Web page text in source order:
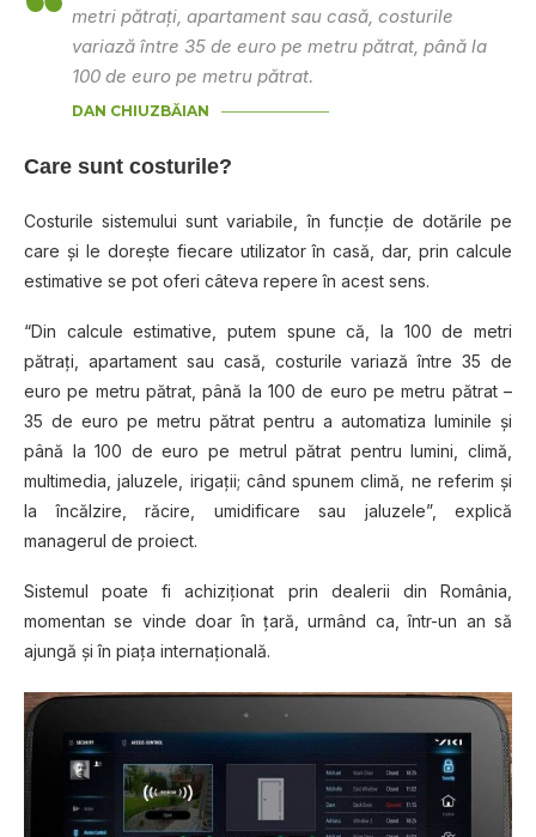
metri pătraţi, apartament sau casă, costurile
variază între 35 de euro pe metru pătrat, până la
100 de euro pe metru pătrat.
DAN CHIUZBĂIAN
Care sunt costurile?
Costurile sistemului sunt variabile, în funcţie de dotările pe
care şi le doreşte fiecare utilizator în casă, dar, prin calcule
estimative se pot oferi câteva repere în acest sens.
“Din calcule estimative, putem spune că, la 100 de metri
pătraţi, apartament sau casă, costurile variază între 35 de
euro pe metru pătrat, până la 100 de euro pe metru pătrat –
35 de euro pe metru pătrat pentru a automatiza luminile şi
până la 100 de euro pe metrul pătrat pentru lumini, climă,
multimedia, jaluzele, irigaţii; când spunem climă, ne referim şi
la încălzire, răcire, umidificare sau jaluzele”, explică
managerul de proiect.
Sistemul poate fi achiziţionat prin dealerii din România,
momentan se vinde doar în ţară, urmând ca, într-un an să
ajungă şi în piaţa internaţională.